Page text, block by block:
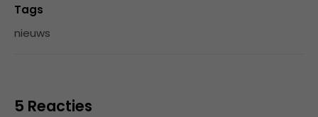
Tags
nieuws
5 Reacties